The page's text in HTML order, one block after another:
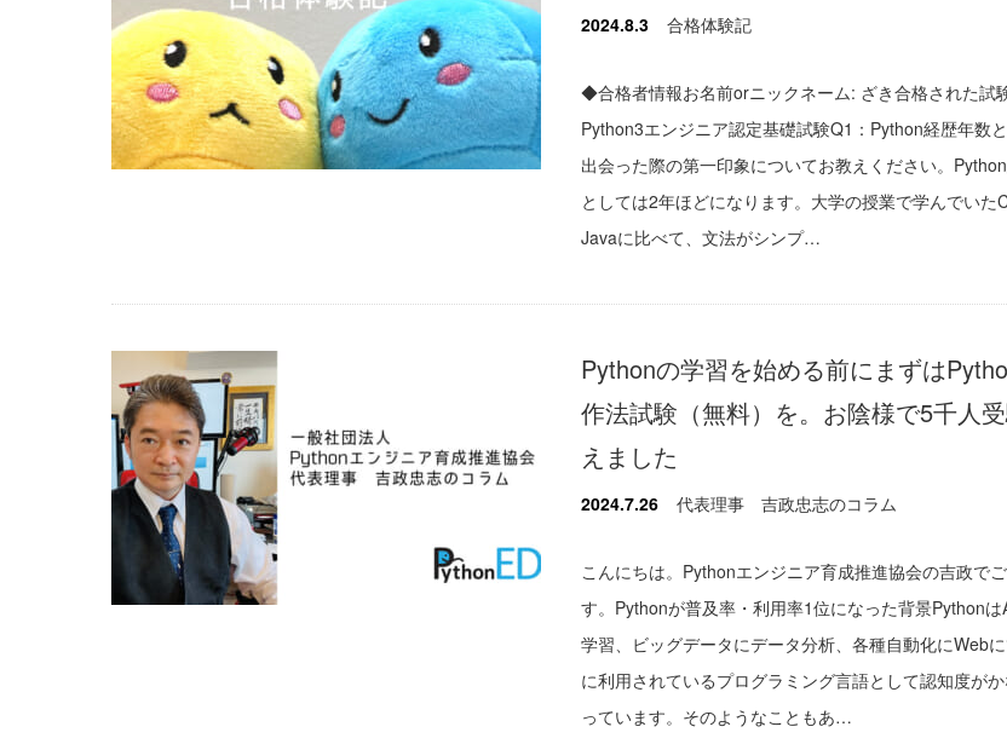
2024.8.3 合格体験記
◆合格者情報お名前orニックネーム: ざき合格された試
Python3エンジニア認定基礎試験Q1：Python経歴年数
出会った際の第一印象についてお教えください。
としては2年ほどになります。大学の授業で学んでいた
Javaに比べて、文法がシンプ…
Pythonの学習を始める前にまずは
作法試験（無料）を。お陰様で5千人
えました
2024.7.26 代表理事 吉政忠志のコラム
こんにちは。Pythonエンジニア育成推進協会の吉政で
す。Pythonが普及率・利用率1位になった背景Python
学習、ビッグデータにデータ分析、各種自動化にWeb
に利用されているプログラミング言語として認知度が
っています。そのようなこともあ…